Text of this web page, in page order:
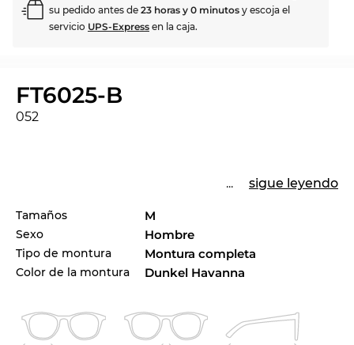
su pedido antes de 23 horas y 0 minutos y escoja el
servicio UPS-Express en la caja.
FT6025-B
052
... sigue leyendo
Tamaños M
Sexo Hombre
Tipo de montura Montura completa
Color de la montura Dunkel Havanna